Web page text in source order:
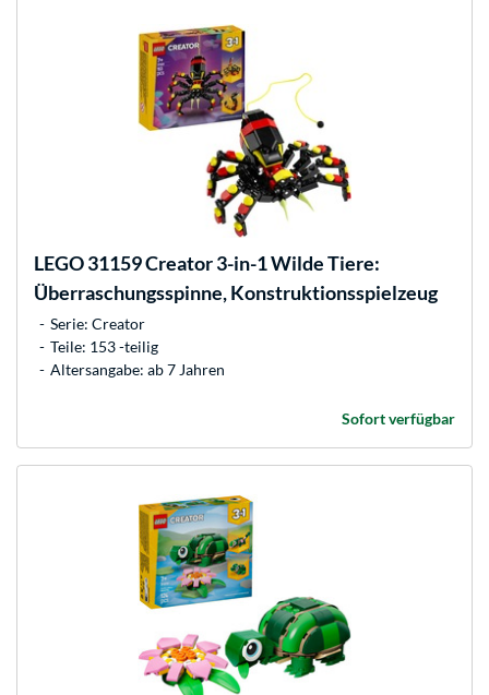
LEGO31159 Creator 3-in-1 Wilde Tiere:
Überraschungsspinne, Konstruktionsspielzeug
Serie: Creator
Teile: 153 -teilig
Altersangabe: ab 7 Jahren
Sofort verfügbar